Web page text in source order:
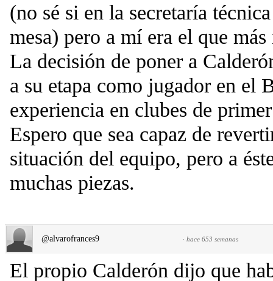
(no sé si en la secretaría
mesa) pero a mí era el que
La decisión de poner a
a su etapa como jugador en el
experiencia en clubes de
Espero que sea capaz de
situación del equipo, pero a
muchas piezas.
@alvarofrances9 · hace 653 semanas
El propio Calderón dijo que